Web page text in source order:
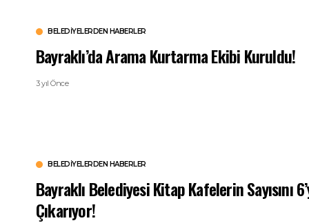
BELEDIYELERDEN HABERLER
Bayraklı’da Arama Kurtarma Ekibi Kuruldu!
3 yıl Önce
BELEDIYELERDEN HABERLER
Bayraklı Belediyesi Kitap Kafelerin Sayısını
Çıkarıyor!